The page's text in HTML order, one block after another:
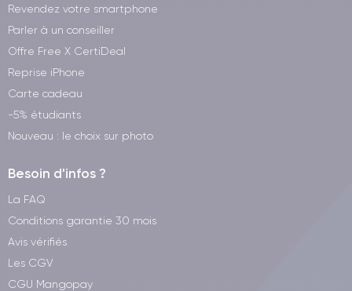
Revendez votre smartphone
Parler à un conseiller
Offre Free X CertiDeal
Reprise iPhone
Carte cadeau
-5% étudiants
Nouveau : le choix sur photo
Besoin d'infos ?
La FAQ
Conditions garantie 30 mois
Avis vérifiés
Les CGV
CGU Mangopay